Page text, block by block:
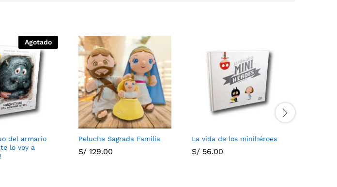
Agotado
del armario
lo voy a
Peluche Sagrada Familia
S/ 129.00
La vida de los minihéroes
S/ 56.00